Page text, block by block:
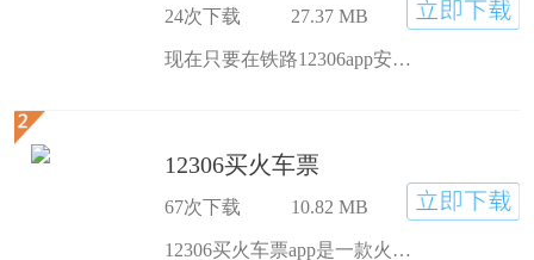
24次下载
27.37 MB
现在只要在铁路12306app安卓版官方下载绑定自己的信息，不管是买票还是改签都很方便，不需要再到现场去了，还可以保存信息，以后买票更加方便。
12306买火车票
67次下载
10.82 MB
12306买火车票app是一款火车票订购应用，随时随地购买全国火车票、退票、改签。官网直订，不含任何手续费和搭卖保险。24小时托管抢票，自动下单，电话提醒付款，让用户轻松抢票，再也不用担心春运抢不到票了。